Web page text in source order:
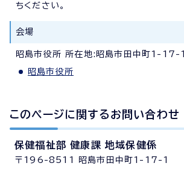
ちください。
会場
昭島市役所 所在地:昭島市田中町1-17-1
昭島市役所
このページに関する お問い合わせ
保健福祉部 健康課 地域保健係
〒196-8511 昭島市田中町1-17-1